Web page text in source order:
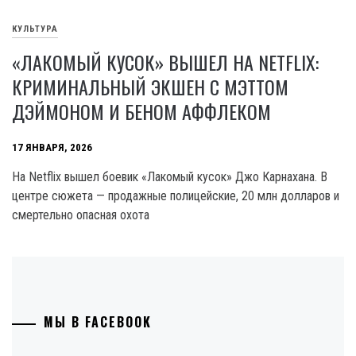
КУЛЬТУРА
«ЛАКОМЫЙ КУСОК» ВЫШЕЛ НА NETFLIX:
КРИМИНАЛЬНЫЙ ЭКШЕН С МЭТТОМ
ДЭЙМОНОМ И БЕНОМ АФФЛЕКОМ
17 ЯНВАРЯ, 2026
На Netflix вышел боевик «Лакомый кусок» Джо Карнахана. В
центре сюжета — продажные полицейские, 20 млн долларов и
смертельно опасная охота
МЫ В FACEBOOK